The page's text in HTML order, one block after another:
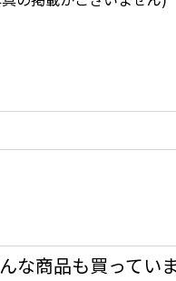
な商品も買ってい